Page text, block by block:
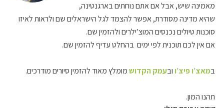
מאמינה שיש, אבל אם אתם נוחתים בארגנטינה,
שהיא מדינה מסודרת, אפשר להצמד לגל הישראלים שם ולראות לאיזו
סוכנות טיולים נכנסים המוצ′ילרים ולהזמין שם.
אם אין לכם תוכנית לפי ימים בהחלט עדיף להזמין שם.
במאצ′ו פיצ′ו ובעמק הקדושמומלץ מאוד להזמין סיורים מודרכים.
תהנו המון.